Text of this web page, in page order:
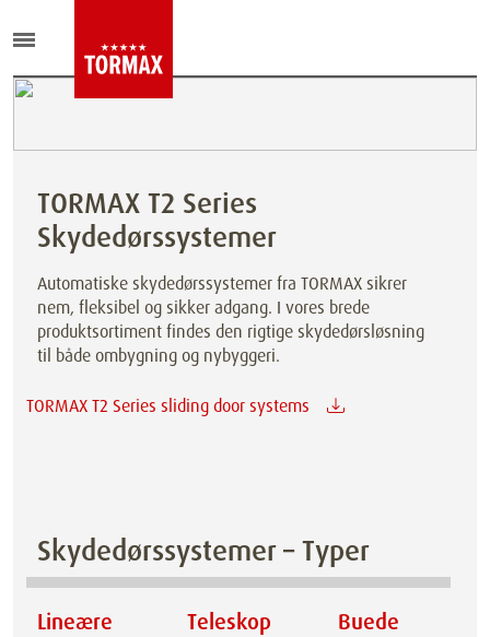
TORMAX T2 Series
Skydedørssystemer
Automatiske skydedørssystemer fra TORMAX sikrer
nem, fleksibel og sikker adgang. I vores brede
produktsortiment findes den rigtige skydedørsløsning
til både ombygning og nybyggeri.
TORMAX T2 Series sliding door systems
Skydedørssystemer – Typer
Lineære Teleskop Buede